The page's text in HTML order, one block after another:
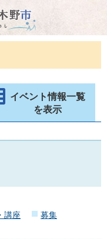
イベント情報一覧
を表示
講座
募集